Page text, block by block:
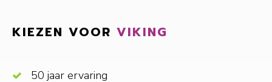
KIEZEN VOOR VIKING
50 jaar ervaring